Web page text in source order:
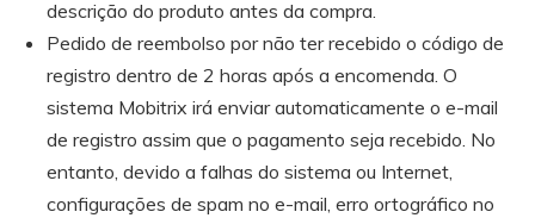
descrição do produto antes da compra.
Pedido de reembolso por não ter recebido o código de
registro dentro de 2 horas após a encomenda. O
sistema Mobitrix irá enviar automaticamente o e-mail
de registro assim que o pagamento seja recebido. No
entanto, devido a falhas do sistema ou Internet,
configurações de spam no e-mail, erro ortográfico no